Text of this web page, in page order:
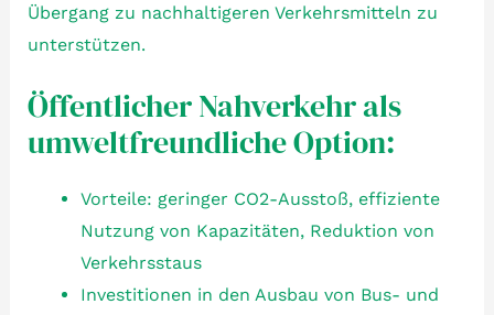
Übergang zu nachhaltigeren Verkehrsmitteln zu
unterstützen.
Öffentlicher Nahverkehr als
umweltfreundliche Option:
Vorteile: geringer CO2-Ausstoß, effiziente
Nutzung von Kapazitäten, Reduktion von
Verkehrsstaus
Investitionen in den Ausbau von Bus- und